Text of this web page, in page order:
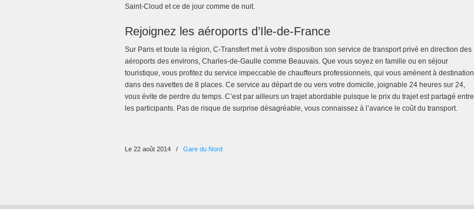
Saint-Cloud et ce de jour comme de nuit.
Rejoignez les aéroports d’Ile-de-France
Sur Paris et toute la région, C-Transfert met à votre disposition son service de transport privé en direction des
aéroports des environs, Charles-de-Gaulle comme Beauvais. Que vous soyez en famille ou en séjour
touristique, vous profitez du service impeccable de chauffeurs professionnels, qui vous amènent à destination
dans des navettes de 8 places. Ce service au départ de ou vers votre domicile, joignable 24 heures sur 24,
vous évite de perdre du temps. C’est par ailleurs un trajet abordable puisque le prix du trajet est partagé entre
les participants. Pas de risque de surprise désagréable, vous connaissez à l’avance le coût du transport.
Le 22 août 2014 / Gare du Nord